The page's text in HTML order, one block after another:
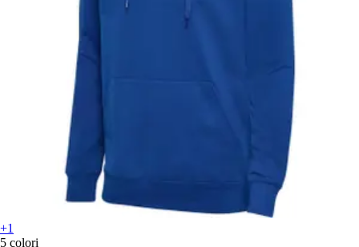
+1
5 colori